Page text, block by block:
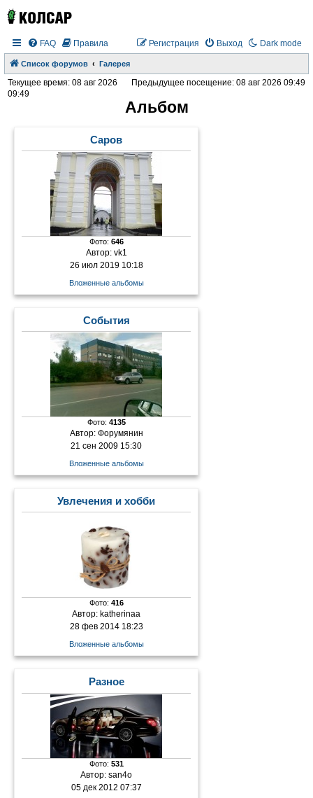
Dark mode
FAQ Правила Выход
Регистрация
Список форумов Галерея
Предыдущее посещение: 08 авг 2026 09:49
Текущее время: 08 авг 2026
09:49
Альбом
Саров
Фото: 646
Автор: vk1
26 июл 2019 10:18
Вложенные альбомы
События
Фото: 4135
Автор: Форумянин
21 сен 2009 15:30
Вложенные альбомы
Увлечения и хобби
Фото: 416
Автор: katherinaa
28 фев 2014 18:23
Вложенные альбомы
Разное
Фото: 531
Автор:san4o
05 дек 2012 07:37